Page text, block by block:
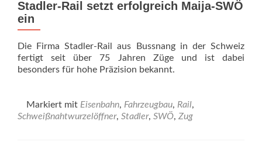
Stadler-Rail setzt erfolgreich Maija-SWÖ
ein
Die Firma Stadler-Rail aus Bussnang in der Schweiz
fertigt seit über 75 Jahren Züge und ist dabei
besonders für hohe Präzision bekannt.
Markiert mit Eisenbahn, Fahrzeugbau, Rail,
Schweißnahtwurzelöffner, Stadler, SWÖ, Zug